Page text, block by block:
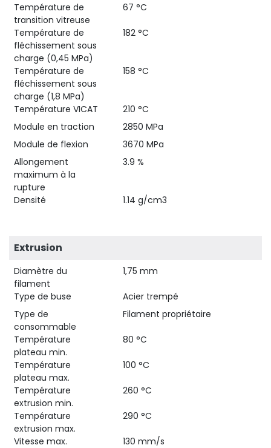
Température de
transition vitreuse
67 °C
Température de
fléchissement sous
charge (0,45 MPa)
182 °C
Température de
fléchissement sous
charge (1,8 MPa)
158 °C
Température VICAT
210 °C
Module en traction
2850 MPa
Module de flexion
3670 MPa
Allongement
maximum à la
rupture
3.9 %
Densité 1.14 g/cm3
Extrusion
Diamètre du
filament
1,75 mm
Type de buse
Acier trempé
Type de
consommable
Filament propriétaire
Température
plateau min.
80 °C
Température
plateau max.
100 °C
Température
extrusion min.
260 °C
Température
extrusion max.
290 °C
Vitesse max.
130 mm/s